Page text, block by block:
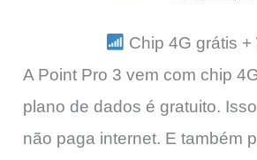
Chip 4G grátis +
A Point Pro 3 vem com chip
plano de dados é gratuito.
não paga internet. E também